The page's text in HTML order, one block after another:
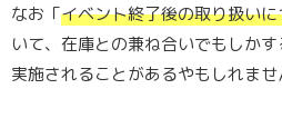
なお「イベント終了後の取り扱い
いて、在庫との兼ね合いでもしか
実施されることがあるやもしれませ